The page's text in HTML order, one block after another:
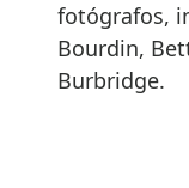
fotógrafos,
Bourdin,
Burbridge.